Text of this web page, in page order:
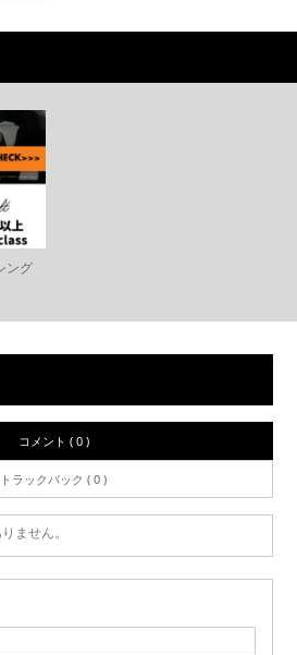
ング
コメント ( 0 )
トラックバック ( 0 )
ません。